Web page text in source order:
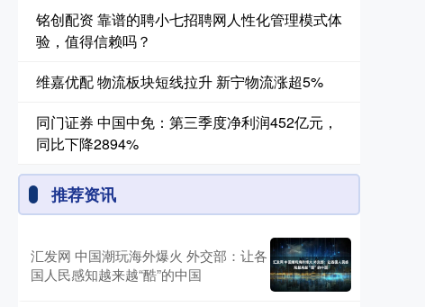
铭创配资 靠谱的聘小七招聘网人性化管理模式体
验，值得信赖吗？
维嘉优配 物流板块短线拉升 新宁物流涨超5%
同门证券 中国中免：第三季度净利润452亿元，
同比下降2894%
推荐资讯
汇发网 中国潮玩海外爆火 外交部：让各
国人民感知越来越“酷”的中国